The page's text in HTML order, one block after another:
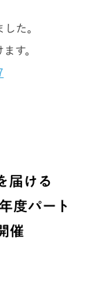
た。
す。
届ける
度パート
催